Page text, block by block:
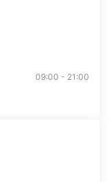
09:00 - 21:00